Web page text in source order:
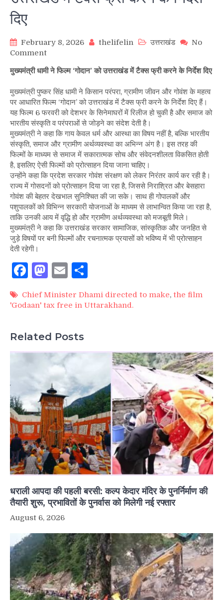
दिए
February 8, 2026 thelifelin उत्तराखंड
No
Commenton
धामी
फिल्म
‘गोदान’
को
उत्तराखंड
में
टैक्स
फ्री
करने
के
निर्देश
दिए
मुख्यमंत्री धामी ने फिल्म ‘गोदान’ को उत्तराखंड में टैक्स फ्री करने के निर्देश दिए
मुख्यमंत्री पुष्कर सिंह धामी ने किसान परंपरा, ग्रामीण जीवन और गोवंश के महत्व
पर आधारित फिल्म ‘गोदान’ को उत्तराखंड में टैक्स फ्री करने के निर्देश दिए हैं।
यह फिल्म 6 फरवरी को देशभर के सिनेमाघरों में रिलीज हो चुकी है और समाज को
भारतीय संस्कृति व परंपराओं से जोड़ने का संदेश देती है।
मुख्यमंत्री ने कहा कि गाय केवल धर्म और आस्था का विषय नहीं है, बल्कि भारतीय
संस्कृति, समाज और ग्रामीण अर्थव्यवस्था का अभिन्न अंग है। इस तरह की
फिल्मों के माध्यम से समाज में सकारात्मक सोच और संवेदनशीलता विकसित होती
है, इसलिए ऐसी फिल्मों को प्रोत्साहन दिया जाना चाहिए।
उन्होंने कहा कि प्रदेश सरकार गोवंश संरक्षण को लेकर निरंतर कार्य कर रही है।
राज्य में गोसदनों को प्रोत्साहन दिया जा रहा है, जिससे निराश्रित और बेसहारा
गोवंश की बेहतर देखभाल सुनिश्चित की जा सके। साथ ही गोपालकों और
पशुपालकों को विभिन्न सरकारी योजनाओं के माध्यम से लाभान्वित किया जा रहा है,
ताकि उनकी आय में वृद्धि हो और ग्रामीण अर्थव्यवस्था को मजबूती मिले।
मुख्यमंत्री ने कहा कि उत्तराखंड सरकार सामाजिक, सांस्कृतिक और जनहित से
जुड़े विषयों पर बनी फिल्मों और रचनात्मक प्रयासों को भविष्य में भी प्रोत्साहन
देती रहेगी।
Facebook
Mastodon
Email
Chief Minister Dhami directed to make, the film
'Godaan' tax free in Uttarakhand.
Related Posts
धराली आपदा की पहली बरसी: कल्प केदार मंदिर के पुनर्निर्माण की
तैयारी शुरू, प्रभावितों के पुनर्वास को मिलेगी नई रफ्तार
August 6, 2026